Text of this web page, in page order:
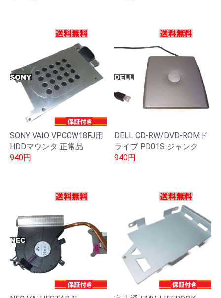
SONY VAIO VPCCW18FJ用
HDDマウンタ 正常品
940円
DELL CD-RW/DVD-ROMド
ライブ PD01S ジャンク
940円